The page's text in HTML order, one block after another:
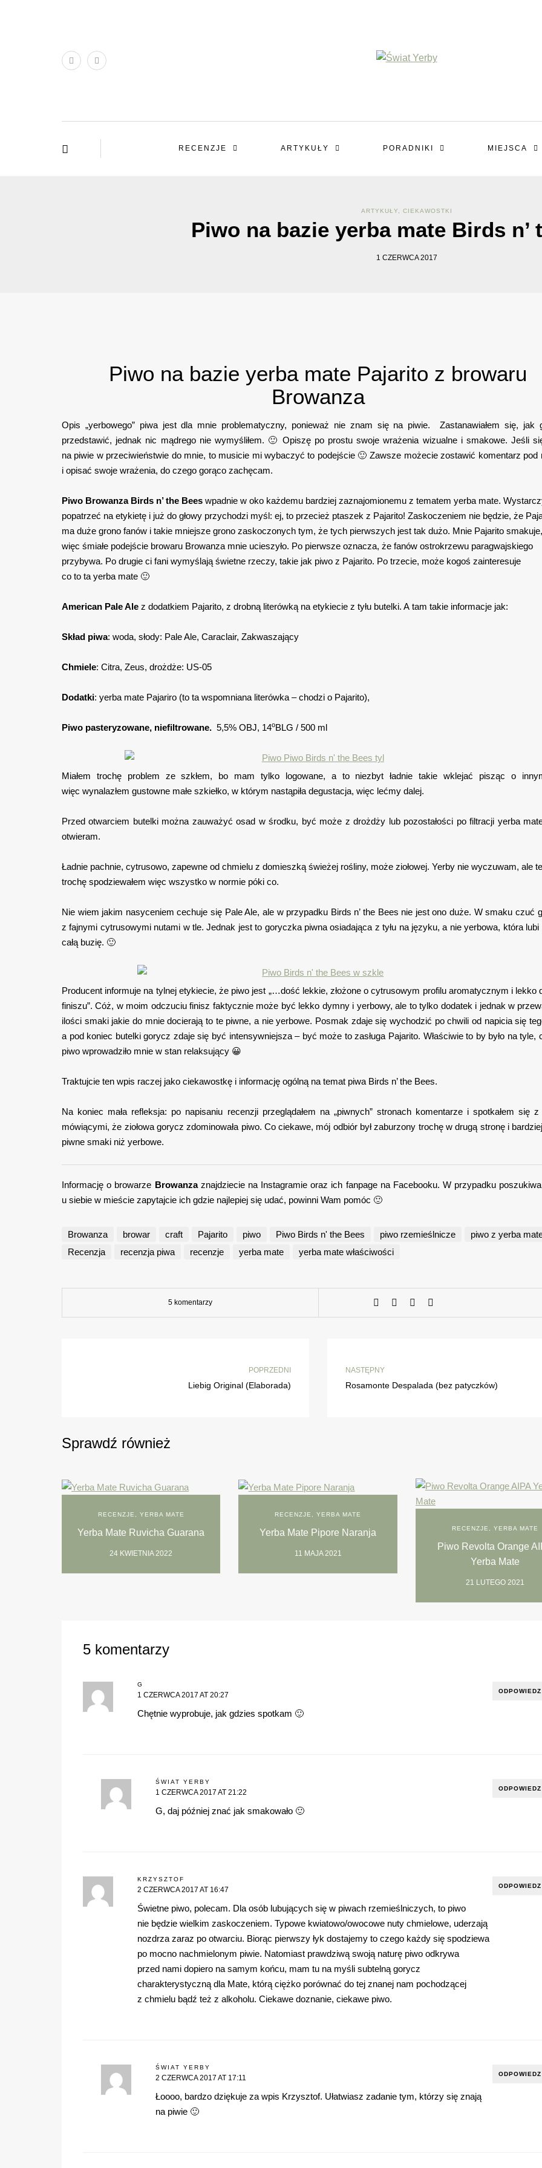
RECENZJE ARTYKUŁY PORADNIKI MIEJSCA
ARTYKUŁY CIEKAWOSTKI
Piwo na bazie yerba mate Birds n’
1 CZERWCA 2017
Piwo na bazie yerba mate Pajarito z browaru
Browanza
Opis „yerbowego” piwa jest dla mnie problematyczny, ponieważ nie znam się na piwie. Zastanawiałem się, jak
przedstawić, jednak nic mądrego nie wymyśliłem. 🙂 Opiszę po prostu swoje wrażenia wizualne i smakowe. Jeśli
na piwie w przeciwieństwie do mnie, to musicie mi wybaczyć to podejście 🙂 Zawsze możecie zostawić komentarz pod
i opisać swoje wrażenia, do czego gorąco zachęcam.
Piwo Browanza Birds n’ the Bees wpadnie w oko każdemu bardziej zaznajomionemu z tematem yerba mate.
popatrzeć na etykietę i już do głowy przychodzi myśl: ej, to przecież ptaszek z Pajarito! Zaskoczeniem nie będzie, że
ma duże grono fanów i takie mniejsze grono zaskoczonych tym, że tych pierwszych jest tak dużo. Mnie Pajarito smakuje,
więc śmiałe podejście browaru Browanza mnie ucieszyło. Po pierwsze oznacza, że fanów ostrokrzewu paragwajskiego
przybywa. Po drugie ci fani wymyślają świetne rzeczy, takie jak piwo z Pajarito. Po trzecie, może kogoś zainteresuje
co to ta yerba mate 🙂
American Pale Ale z dodatkiem Pajarito, z drobną literówką na etykiecie z tyłu butelki. A tam takie informacje jak:
Skład piwa: woda, słody: Pale Ale, Caraclair, Zakwaszający
Chmiele: Citra, Zeus, drożdże: US-05
Dodatki: yerba mate Pajariro (to ta wspomniana literówka – chodzi o Pajarito),
Piwo pasteryzowane, niefiltrowane. 5,5% OBJ, 14oBLG / 500 ml
Miałem trochę problem ze szkłem, bo mam tylko logowane, a to niezbyt ładnie takie wklejać pisząc o
więc wynalazłem gustowne małe szkiełko, w którym nastąpiła degustacja, więc lećmy dalej.
Przed otwarciem butelki można zauważyć osad w środku, być może z drożdży lub pozostałości po filtracji yerba
otwieram.
Ładnie pachnie, cytrusowo, zapewne od chmielu z domieszką świeżej rośliny, może ziołowej. Yerby nie wyczuwam, ale
trochę spodziewałem więc wszystko w normie póki co.
Nie wiem jakim nasyceniem cechuje się Pale Ale, ale w przypadku Birds n’ the Bees nie jest ono duże. W smaku czuć
z fajnymi cytrusowymi nutami w tle. Jednak jest to goryczka piwna osiadająca z tyłu na języku, a nie yerbowa, która lubi
całą buzię. 🙂
Producent informuje na tylnej etykiecie, że piwo jest „…dość lekkie, złożone o cytrusowym profilu aromatycznym i lekko
finiszu”. Cóż, w moim odczuciu finisz faktycznie może być lekko dymny i yerbowy, ale to tylko dodatek i jednak w
ilości smaki jakie do mnie docierają to te piwne, a nie yerbowe. Posmak zdaje się wychodzić po chwili od napicia się
a pod koniec butelki gorycz zdaje się być intensywniejsza – być może to zasługa Pajarito. Właściwie to by było na tyle,
piwo wprowadziło mnie w stan relaksujący 😀
Traktujcie ten wpis raczej jako ciekawostkę i informację ogólną na temat piwa Birds n’ the Bees.
Na koniec mała refleksja: po napisaniu recenzji przeglądałem na „piwnych” stronach komentarze i spotkałem się
mówiącymi, że ziołowa gorycz zdominowała piwo. Co ciekawe, mój odbiór był zaburzony trochę w drugą stronę i
piwne smaki niż yerbowe.
Informację o browarze Browanzaznajdziecie na Instagramie oraz ich fanpage na Facebooku. W przypadku
u siebie w mieście zapytajcie ich gdzie najlepiej się udać, powinni Wam pomóc 🙂
Browanza browar craft Pajarito piwo Piwo Birds n' the Bees piwo rzemieślnicze
piwo z yerba
Recenzja
recenzja piwa recenzje yerba mate yerba mate właściwości
5 komentarzy
POPRZEDNI
Liebig Original (Elaborada)
NASTĘPNY
Rosamonte Despalada (bez patyczków)
Sprawdź również
RECENZJE YERBA MATE
Yerba Mate Ruvicha Guarana
24 KWIETNIA 2022
RECENZJE ,YERBA MATE
Yerba Mate Pipore Naranja
11 MAJA 2021
RECENZJE YERBA MATE
Piwo Revolta Orange
Yerba Mate
21 LUTEGO 2021
5 komentarzy
ODPOWIEDZ
G
1 CZERWCA 2017 AT 20:27
Chętnie wyprobuje, jak gdzies spotkam 🙂
ODPOWIEDZ
ŚWIAT YERBY
1 CZERWCA 2017 AT 21:22
G, daj później znać jak smakowało 🙂
ODPOWIEDZ
KRZYSZTOF
2 CZERWCA 2017 AT 16:47
Świetne piwo, polecam. Dla osób lubujących się w piwach rzemieślniczych, to piwo
nie będzie wielkim zaskoczeniem. Typowe kwiatowo/owocowe nuty chmielowe, uderzają
nozdrza zaraz po otwarciu. Biorąc pierwszy łyk dostajemy to czego każdy się spodziewa
po mocno nachmielonym piwie. Natomiast prawdziwą swoją naturę piwo odkrywa
przed nami dopiero na samym końcu, mam tu na myśli subtelną gorycz
charakterystyczną dla Mate, którą ciężko porównać do tej znanej nam pochodzącej
z chmielu bądź też z alkoholu. Ciekawe doznanie, ciekawe piwo.
ODPOWIEDZ
ŚWIAT YERBY
2 CZERWCA 2017 AT 17:11
Łoooo, bardzo dziękuje za wpis Krzysztof. Ułatwiasz zadanie tym, którzy się znają
na piwie 🙂